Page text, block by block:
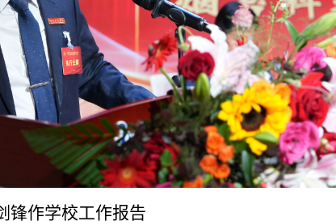
锋作学校工作报告